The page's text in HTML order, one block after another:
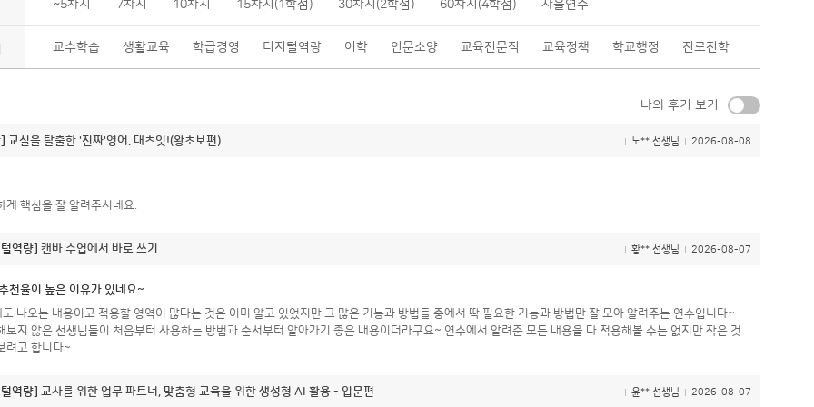
개인정보관리
~5차시 7차시 10차시 15차시(1학점) 30차시(2학점) 60차시(4학점) 자율연수
교수학습 생활교육 학급경영 디지털역량 어학 인문소양 교육전문직 교육정책 학교행정 진로진학
나의 후기 보기
교실을 탈출한 '진짜'영어. 대츠잇!(왕초보편) 노** 선생님 2026-08-08
게 핵심을 잘 알려주시네요.
역량] 캔바 수업에서 바로 쓰기 황** 선생님 2026-08-07
천율이 높은 이유가 있네요~
나오는 내용이고 적용할 영역이 많다는 것은 이미 알고 있었지만 그 많은 기능과 방법들 중에서 딱 필요한 기능과 방법만 잘 모아 알려주는 연수입니다~
보지 않은 선생님들이 처음부터 사용하는 방법과 순서부터 알아가기 좋은 내용이더라구요~ 연수에서 알려준 모든 내용을 다 적용해볼 수는 없지만 작은 것
려고 합니다~
역량] 교사를 위한 업무 파트너, 맞춤형 교육을 위한 생성형 AI 활용 - 입문편 윤** 선생님 2026-08-07